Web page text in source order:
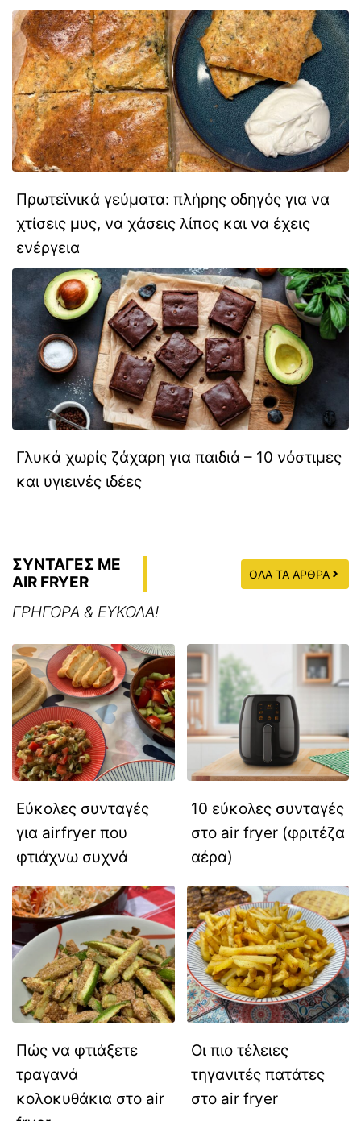
Πρωτεϊνικά γεύματα: πλήρης οδηγός για να
χτίσεις μυς, να χάσεις λίπος και να έχεις
ενέργεια
Γλυκά χωρίς ζάχαρη για παιδιά – 10 νόστιμες
και υγιεινές ιδέες
ΣΥΝΤΑΓΕΣ ΜΕ
AIR FRYER
ΟΛΑ ΤΑ ΑΡΘΡΑ
ΓΡΗΓΟΡΑ & ΕΥΚΟΛΑ!
Εύκολες συνταγές
για airfryer που
φτιάχνω συχνά
10 εύκολες συνταγές
στο air fryer (φριτέζα
αέρα)
Πώς να φτιάξετε
τραγανά
κολοκυθάκια στο air
Οι πιο τέλειες
τηγανιτές πατάτες
στο air fryer